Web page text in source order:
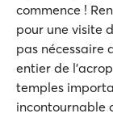
commence !
pour une visite
pas nécessaire
entier de
temples
incontournable